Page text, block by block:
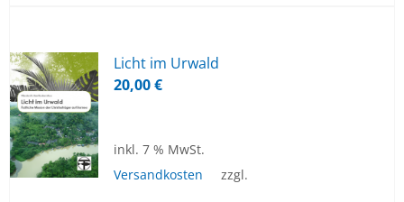
Licht im Ur­wald
20,00€
inkl. 7 % MwSt.
zzgl.
Versandkosten